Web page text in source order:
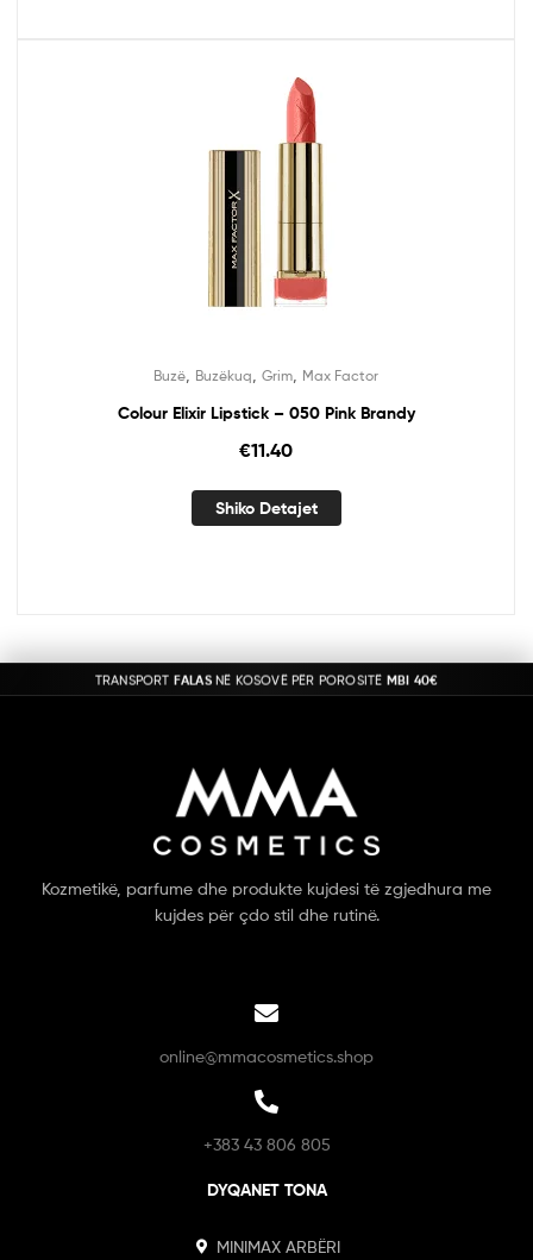
Buzë Buzëkuq Grim Max Factor
Colour Elixir Lipstick – 050 Pink Brandy
€11.40
Shiko Detajet
Kozmetikë, parfume dhe produkte kujdesi të zgjedhura me
kujdes për çdo stil dhe rutinë.
online@mmacosmetics.shop
+383 43 806 805
DYQANET TONA
MINIMAX ARBËRI
TRANSPORT FALASNË KOSOVË PËR POROSITË MBI 40€